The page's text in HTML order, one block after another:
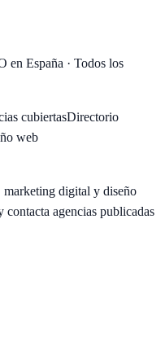
en España · Todos los
cubiertasDirectorio
web
digital y diseño
contacta agencias publicadas